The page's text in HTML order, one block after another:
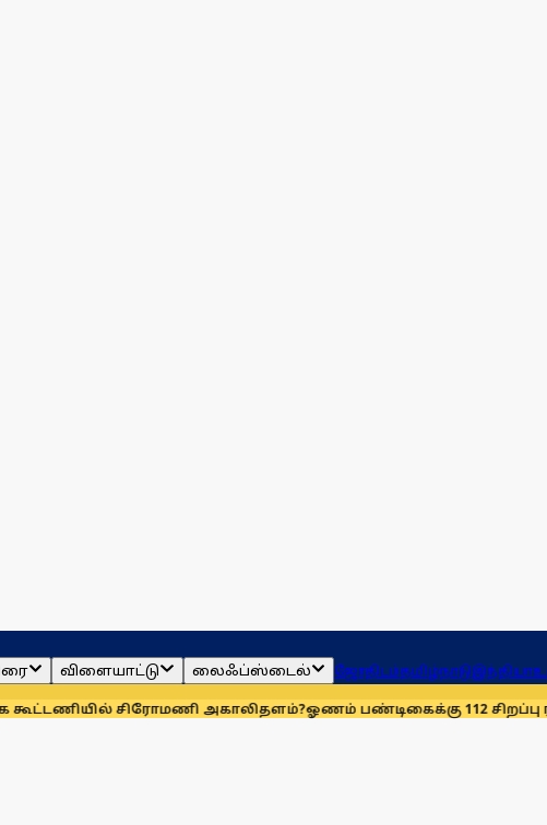
விளையாட்டு லைஃப்ஸ்டைல் ஜோதிடம்தமிழ்நாடுஇந்தியா
சிரோமணி அகாலிதளம்?ஓணம் பண்டிகைக்கு 112 சிறப்பு ரயில்கள்: ஆக.